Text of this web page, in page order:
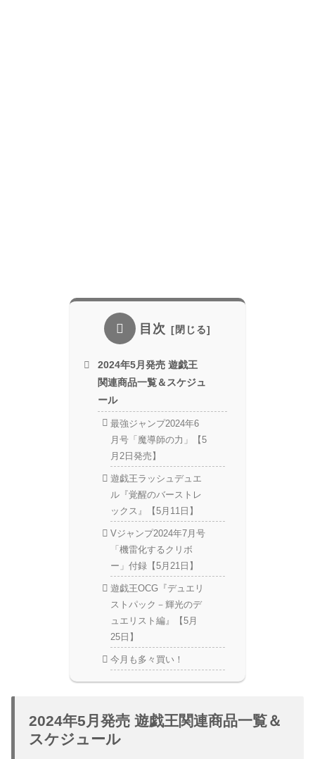
目次
2024年5月発売 遊戯王
関連商品一覧＆スケジュ
ール
最強ジャンプ2024年6
月号「魔導師の力」【5
月2日発売】
遊戯王ラッシュデュエ
ル『覚醒のバーストレ
ックス』【5月11日】
Vジャンプ2024年7月号
「機雷化するクリボ
ー」付録【5月21日】
遊戯王OCG『デュエリ
ストパック－輝光のデ
ュエリスト編』【5月
25日】
今月も多々買い！
2024年5月発売 遊戯王関連商品一覧＆
スケジュール